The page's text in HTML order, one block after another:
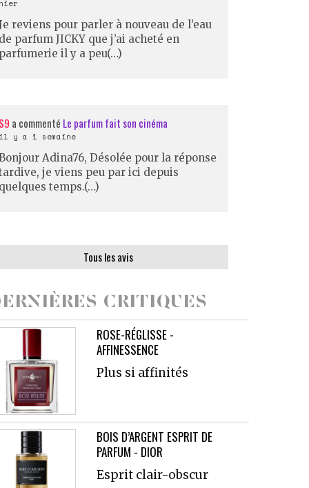
reviens pour parler à nouveau de l’eau
parfum JICKY que j’ai acheté en
il y a peu(…)
a commenté Le parfum fait son cinéma
y a 1 semaine
Adina76, Désolée pour la réponse
je viens peu par ici depuis
temps.(…)
Tous les avis
CRITIQUES
ROSE-RÉGLISSE -
AFFINESSENCE
Plus si affinités
BOIS D’ARGENT ESPRIT DE
PARFUM - DIOR
Esprit clair-obscur